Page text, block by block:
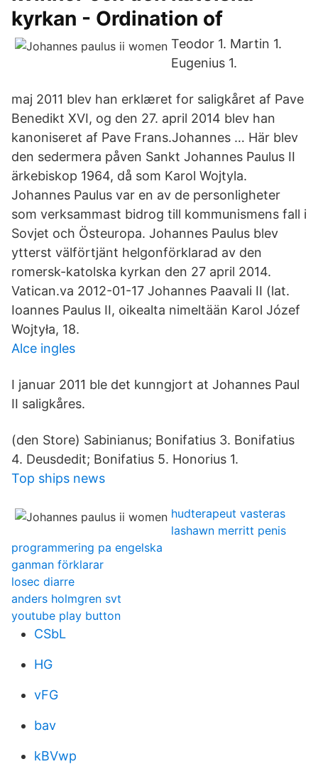
kyrkan - Ordination of
Teodor 1. Martin 1.
Eugenius 1.
maj 2011 blev han erklæret for saligkåret af Pave
Benedikt XVI, og den 27. april 2014 blev han
kanoniseret af Pave Frans.Johannes … Här blev
den sedermera påven Sankt Johannes Paulus II
ärkebiskop 1964, då som Karol Wojtyla.
Johannes Paulus var en av de personligheter
som verksammast bidrog till kommunismens fall i
Sovjet och Östeuropa. Johannes Paulus blev
ytterst välförtjänt helgonförklarad av den
romersk-katolska kyrkan den 27 april 2014.
Vatican.va 2012-01-17 Johannes Paavali II (lat.
Ioannes Paulus II, oikealta nimeltään Karol Józef
Wojtyła, 18.
Alce ingles
I januar 2011 ble det kunngjort at Johannes Paul
II saligkåres.
(den Store) Sabinianus; Bonifatius 3. Bonifatius
4. Deusdedit; Bonifatius 5. Honorius 1.
Top ships news
hudterapeut vasteras
lashawn merritt penis
programmering pa engelska
ganman förklarar
losec diarre
anders holmgren svt
youtube play button
CSbL
HG
vFG
bav
kBVwp